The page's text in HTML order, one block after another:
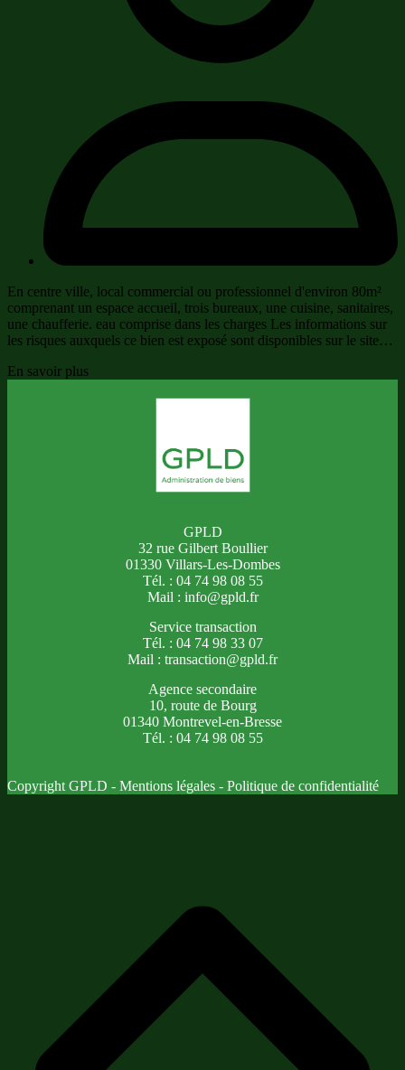
En centre ville, local commercial ou professionnel d'environ 80m²
comprenant un espace accueil, trois bureaux, une cuisine, sanitaires,
une chaufferie. eau comprise dans les charges Les informations sur
les risques auxquels ce bien est exposé sont disponibles sur le site…
En savoir plus
GPLD
32 rue Gilbert Boullier
01330 Villars-Les-Dombes
Tél. : 04 74 98 08 55
Mail : info@gpld.fr
Service transaction
Tél. : 04 74 98 33 07
Mail : transaction@gpld.fr
Agence secondaire
10, route de Bourg
01340 Montrevel-en-Bresse
Tél. : 04 74 98 08 55
Copyright GPLD - Mentions légales - Politique de confidentialité